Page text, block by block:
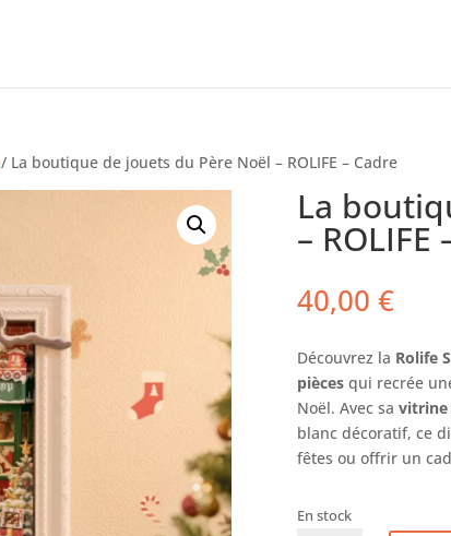
/ La boutique de jouets du Père Noël – ROLIFE – Cadre
La
– ROLIFE
40,00 €
Découvrez la Rolife
piècesqui recrée
Noël. Avec sa vitrine
blanc décoratif, ce
fêtes ou offrir un
En stock